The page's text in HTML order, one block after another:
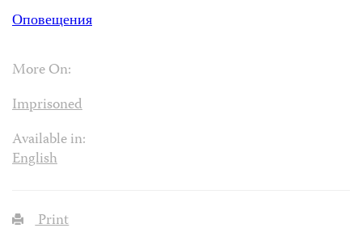
Оповещения
More On:
Imprisoned
Available in:
English
Print